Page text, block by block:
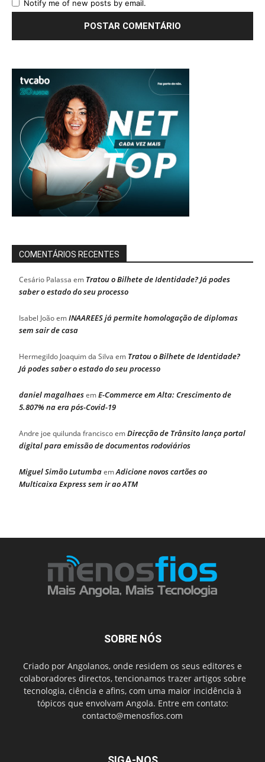
Notify me of new posts by email.
COMENTÁRIOS RECENTES
Cesário Palassa em Tratou o Bilhete de Identidade? Já podes
saber o estado do seu processo
Isabel JoãoemINAAREES já permite homologação de diplomas
sem sair de casa
Hermegildo Joaquim da Silva em Tratou o Bilhete de Identidade?
Já podes saber o estado do seu processo
daniel magalhaesemE-Commerce em Alta: Crescimento de
5.807% na era pós-Covid-19
Andre joe quilunda franciscoemDirecção de Trânsito lança portal
digital para emissão de documentos rodoviários
Miguel Simão LutumbaemAdicione novos cartões ao
Multicaixa Express sem ir ao ATM
SOBRE NÓS
Criado por Angolanos, onde residem os seus editores e
colaboradores directos, tencionamos trazer artigos sobre
tecnologia, ciência e afins, com uma maior incidência à
tópicos que envolvam Angola. Entre em contato:
contacto@menosfios.com